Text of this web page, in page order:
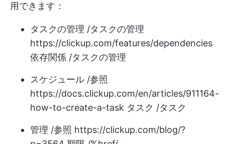
用できます：
タスクの管理 /タスクの管理
https://clickup.com/features/dependencies
依存関係 /タスクの管理
スケジュール /参照
https://docs.clickup.com/en/articles/911164-
how-to-create-a-task タスク /タスク
管理 /参照 https://clickup.com/blog/?